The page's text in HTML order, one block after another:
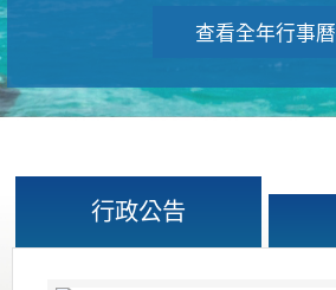
查看全年行事曆
行政公告